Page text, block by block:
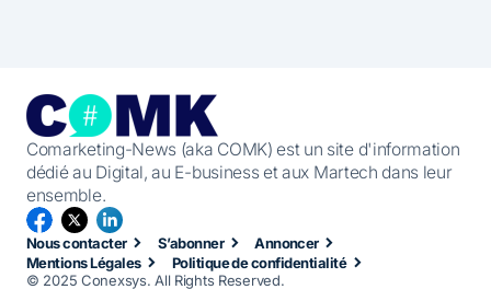
Comarketing-News (aka COMK) est un site d'information
dédié au Digital, au E-business et aux Martech dans leur
ensemble.
Nous contacter S’abonner
Annoncer
Mentions Légales
Politique de confidentialité
© 2025 Conexsys. All Rights Reserved.